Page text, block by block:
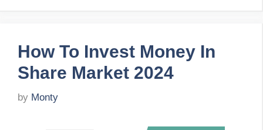
How To Invest Money In
Share Market 2024
by Monty